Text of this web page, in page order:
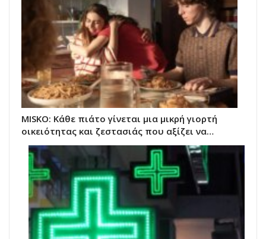
MISKO: Κάθε πιάτο γίνεται μια μικρή γιορτή
οικειότητας και ζεστασιάς που αξίζει να…